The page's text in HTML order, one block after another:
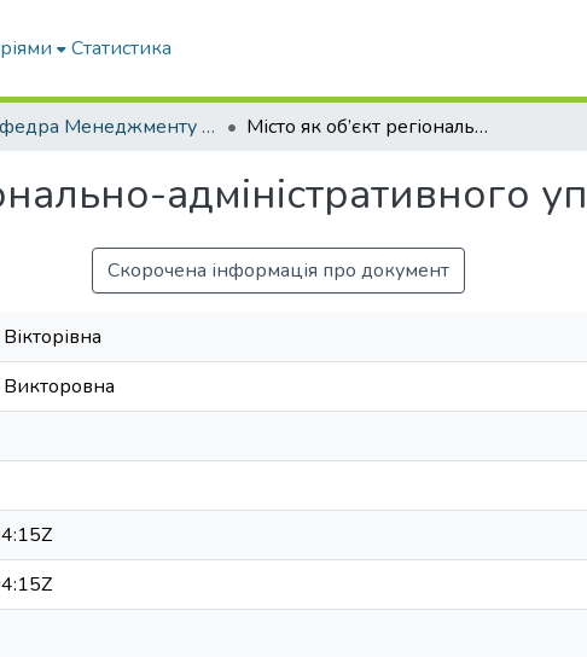
Статистика
Кафедра Менеджменту та публічного адміністрування Місто як об’єкт регіонально-адміністративного управління
адміністративного
Скорочена інформація про документ